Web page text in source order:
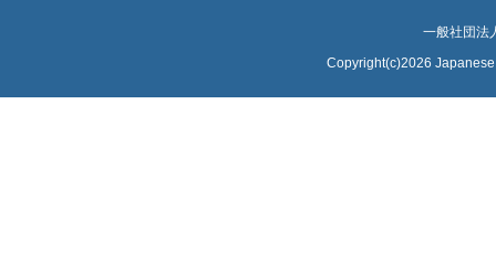
企業展示について公開しました．
一般社団法
Copyright(c)2026